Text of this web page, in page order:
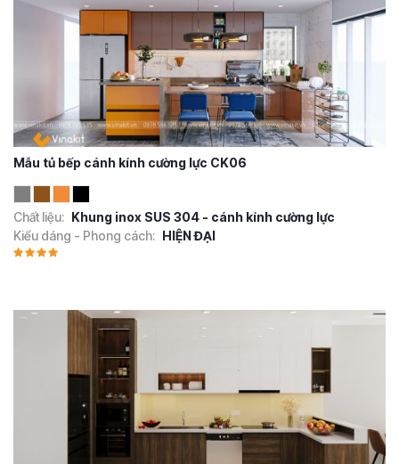
Mẫu tủ bếp cánh kính cường lực CK06
Chất liệu: Khung inox SUS 304 - cánh kính cường lực
Kiểu dáng - Phong cách: HIỆN ĐẠI